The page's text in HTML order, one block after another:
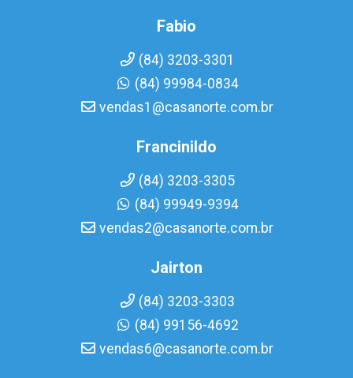
Fabio
(84) 3203-3301
(84) 99984-0834
vendas1@casanorte.com.br
Francinildo
(84) 3203-3305
(84) 99949-9394
vendas2@casanorte.com.br
Jairton
(84) 3203-3303
(84) 99156-4692
vendas6@casanorte.com.br